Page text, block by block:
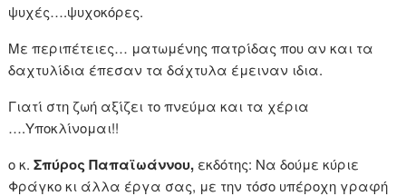
ψυχές….ψυχοκόρες.
Με περιπέτειες… ματωμένης πατρίδας που αν και τα
δαχτυλίδια έπεσαν τα δάχτυλα έμειναν ιδια.
Γιατί στη ζωή αξίζει το πνεύμα και τα χέρια
….Υποκλίνομαι!!
ο κ.Σπύρος Παπαϊωάννου, εκδότης: Να δούμε κύριε
Φράγκο κι άλλα έργα σας, με την τόσο υπέροχη γραφή